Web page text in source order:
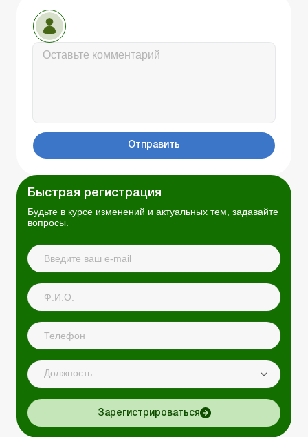
Отправить
Быстрая регистрация
Будьте в курсе изменений и актуальных тем, задавайте
вопросы.
Должность
Зарегистрироваться